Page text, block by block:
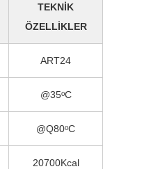
TEKNIK
ÖZELLIKLER
ART24
@35ᵒC
@Q80ᵒC
20700Kcal